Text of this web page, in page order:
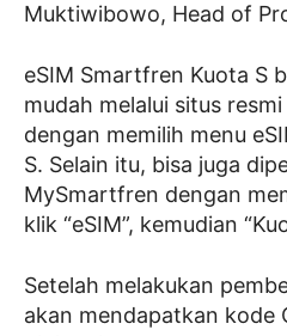
Muktiwibowo, Head of
eSIM Smartfren Kuota S
mudah melalui situs
dengan memilih menu
S. Selain itu, bisa juga
MySmartfren dengan
klik “eSIM”, kemudian
Setelah melakukan
akan mendapatkan kode